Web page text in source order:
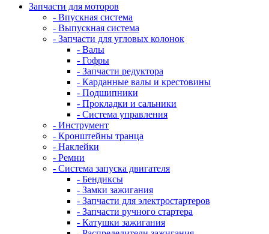
Запчасти для моторов
- Впускная система
- Выпускная система
- Запчасти для угловых колонок
- Валы
- Гофры
- Запчасти редуктора
- Карданные валы и крестовины
- Подшипники
- Прокладки и сальники
- Система управления
- Инструмент
- Кронштейны транца
- Наклейки
- Ремни
- Система запуска двигателя
- Бендиксы
- Замки зажигания
- Запчасти для электростартеров
- Запчасти ручного стартера
- Катушки зажигания